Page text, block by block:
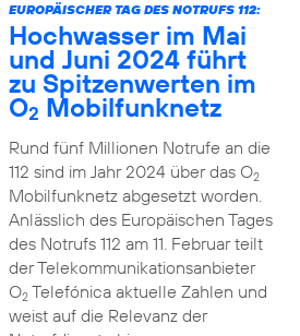
EUROPÄISCHER TAG DES NOTRUFS 112:
Hochwasser im Mai
und Juni 2024 führt
zu Spitzenwerten im
O2 Mobilfunknetz
Rund fünf Millionen Notrufe an die
112 sind im Jahr 2024 über das O2
Mobilfunknetz abgesetzt worden.
Anlässlich des Europäischen Tages
des Notrufs 112 am 11. Februar teilt
der Telekommunikationsanbieter
O2Telefónica aktuelle Zahlen und
weist auf die Relevanz der